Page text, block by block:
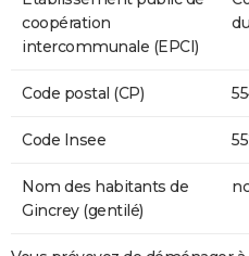
coopération
intercommunale (EPCI)
Code postal (CP)
Code Insee
Nom des habitants de
Gincrey (gentilé)
nc